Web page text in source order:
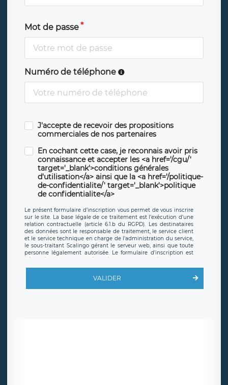
Mot de passe
Numéro de téléphone
J'accepte de recevoir des propositions
commerciales de nos partenaires
En cochant cette case, je reconnais avoir pris
connaissance et accepter les <a href='/cgu/'
target='_blank'>conditions générales
d'utilisation</a> ainsi que la <a href='/politique-
de-confidentialite/' target='_blank'>politique
de confidentialite</a>
Le présent formulaire d’inscription vous permet de vous inscrire
sur le site. La base légale de ce traitement est l’exécution d’une
relation contractuelle (article 6.1.b du RGPD). Les destinataires
des données sont le responsable de traitement, le service client
et le service technique en charge de l’administration du service,
le sous-traitant Scalingo gérant le serveur web, ainsi que toute
personne légalement autorisée. Le formulaire d’inscription est
offrant desclauses de protection conformes au RGPD. Les
en sollicite la suppression, étant entendu que vous pouvez
demander la suppression de vos données et retirer votre
VALIDER